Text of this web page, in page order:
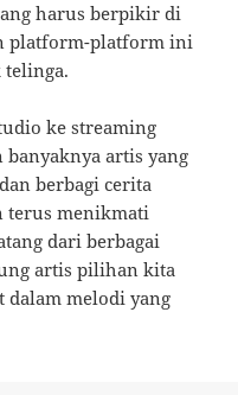
harus berpikir di
platform-platform ini
ke streaming
banyaknya artis yang
berbagi cerita
terus menikmati
dari berbagai
artis pilihan kita
dalam melodi yang